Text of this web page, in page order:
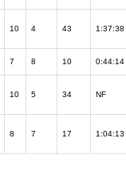
10 4 43 1:37:38
7 8 10 0:44:14
10 5 34 NF
8 7 17 1:04:13